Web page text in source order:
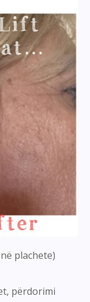
plachete)
përdorimi